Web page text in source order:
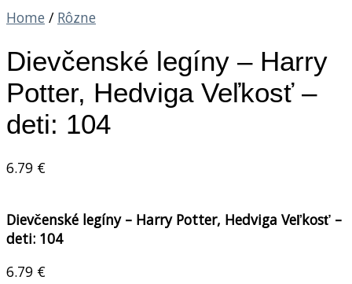
Home / Rôzne
Dievčenské legíny – Harry
Potter, Hedviga Veľkosť –
deti: 104
6.79 €
Dievčenské legíny – Harry Potter, Hedviga Veľkosť –
deti: 104
6.79 €